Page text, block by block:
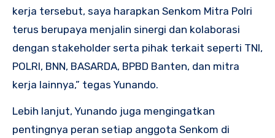
kerja tersebut, saya harapkan Senkom Mitra Polri
terus berupaya menjalin sinergi dan kolaborasi
dengan stakeholder serta pihak terkait seperti TNI,
POLRI, BNN, BASARDA, BPBD Banten, dan mitra
kerja lainnya,” tegas Yunando.
Lebih lanjut, Yunando juga mengingatkan
pentingnya peran setiap anggota Senkom di